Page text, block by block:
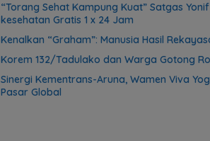
“Torang Sehat Kampung Kuat” Satgas
kesehatan Gratis 1 x 24 Jam
Kenalkan “Graham”: Manusia Hasil
Korem 132/Tadulako dan Warga Gotong
Sinergi Kementrans-Aruna, Wamen Viva
Pasar Global